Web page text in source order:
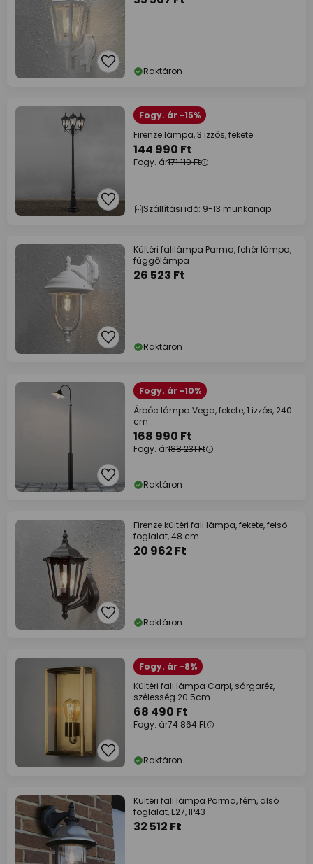
Raktáron
Fogy. ár -15%
Firenze lámpa, 3 izzós, fekete
144 990 Ft
Fogy. ár171 119 Ft
Szállítási idő: 9-13 munkanap
Kültéri falilámpa Parma, fehér lámpa,
függőlámpa
26 523 Ft
Raktáron
Fogy. ár -10%
Árbóc lámpa Vega, fekete, 1 izzós, 240
cm
168 990 Ft
Fogy. ár188 231 Ft
Raktáron
Firenze kültéri fali lámpa, fekete, felső
foglalat, 48 cm
20 962 Ft
Raktáron
Fogy. ár -8%
Kültéri fali lámpa Carpi, sárgaréz,
szélesség 20.5cm
68 490 Ft
Fogy. ár74 864 Ft
Raktáron
Kültéri fali lámpa Parma, fém, alsó
foglalat, E27, IP43
32 512 Ft